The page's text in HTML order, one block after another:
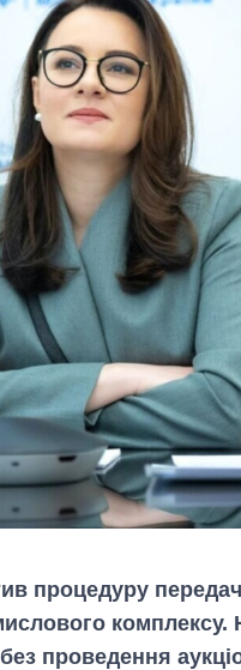
процедуру
комплексу.
проведення